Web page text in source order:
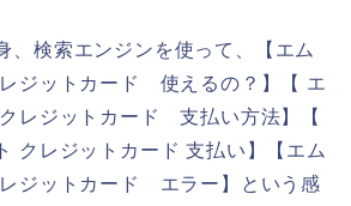
、検索エンジンを使って、【エム
レジットカード 使えるの？】【 エ
レジットカード 支払い方法】【
クレジットカード 支払い】【エム
レジットカード エラー】という感